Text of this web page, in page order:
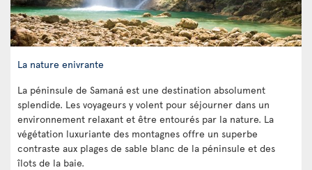
La nature enivrante
La péninsule de Samaná est une destination absolument
splendide. Les voyageurs y volent pour séjourner dans un
environnement relaxant et être entourés par la nature. La
végétation luxuriante des montagnes offre un superbe
contraste aux plages de sable blanc de la péninsule et des
îlots de la baie.